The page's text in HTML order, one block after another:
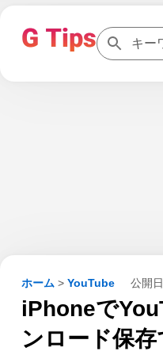
ホーム > YouTube 公開日
iPhoneで
ンロード保